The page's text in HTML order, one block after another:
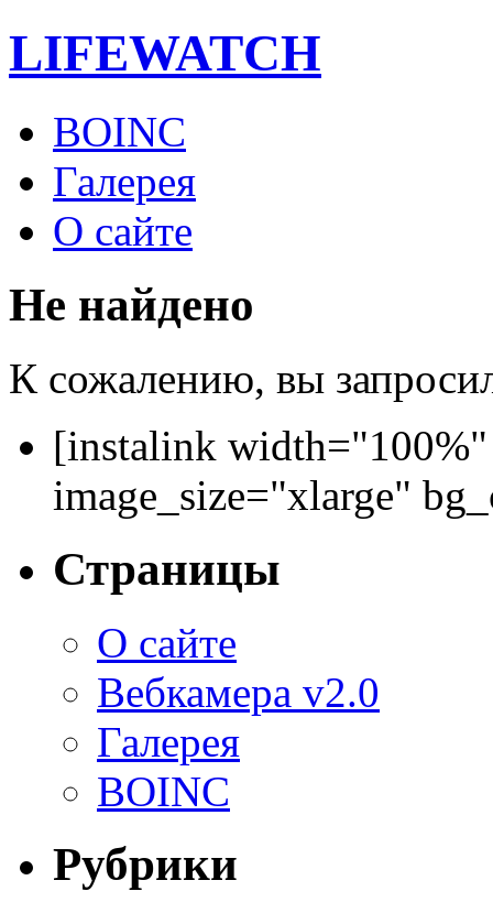
LIFEWATCH
BOINC
Галерея
О сайте
Не найдено
К сожалению, вы
[instalink
image_size="xlarge"
Страницы
О сайте
Вебкамера v2.0
Галерея
BOINC
Рубрики